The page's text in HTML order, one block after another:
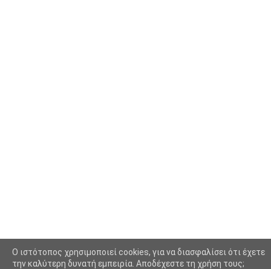
Πολιτική
O ιστότοπος χρησιμοποιεί cookies, για να διασφαλίσει ότι έχετε
την καλύτερη δυνατή εμπειρία. Αποδέχεστε τη χρήση τους;